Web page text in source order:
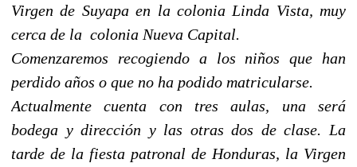
Virgen de Suyapa en la colonia Linda Vista, muy
cerca de la colonia Nueva Capital.
Comenzaremos recogiendo a los niños que han
perdido años o que no ha podido matricularse.
Actualmente cuenta con tres aulas, una será
bodega y dirección y las otras dos de clase. La
tarde de la fiesta patronal de Honduras, la Virgen